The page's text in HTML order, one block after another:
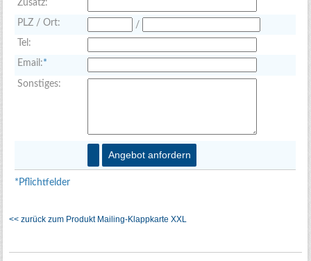
<< zurück zum Produkt Mailing-Klappkarte XXL